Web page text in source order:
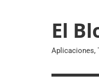
El
Aplicaciones,